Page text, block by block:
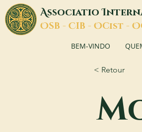
AssociatioI
OSB - CIB - OCist - O
BEM-VINDO
< Retour